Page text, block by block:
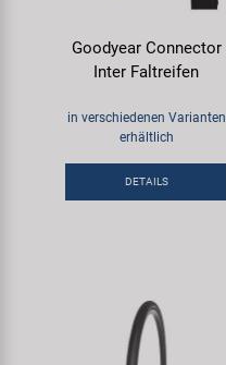
Markenübersicht
Goodyear Connector
Inter Faltreifen
in verschiedenen Varianten
erhältlich
DETAILS